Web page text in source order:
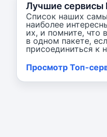
Лучшие сервисы
Список наших
наиболее
их, и помните, что
в одном пакете,
присоединиться к
Просмотр Топ-